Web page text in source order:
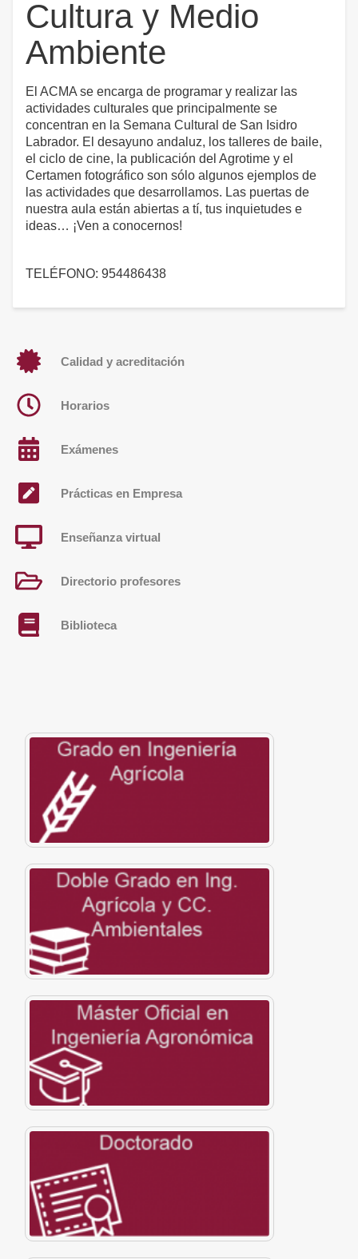
Cultura y Medio
Ambiente
El ACMA se encarga de programar y realizar las
actividades culturales que principalmente se
concentran en la Semana Cultural de San Isidro
Labrador. El desayuno andaluz, los talleres de baile,
el ciclo de cine, la publicación del Agrotime y el
Certamen fotográfico son sólo algunos ejemplos de
las actividades que desarrollamos. Las puertas de
nuestra aula están abiertas a tí, tus inquietudes e
ideas… ¡Ven a conocernos!
TELÉFONO: 954486438
Calidad y acreditación
Horarios
Exámenes
Prácticas en Empresa
Enseñanza virtual
Directorio profesores
Biblioteca